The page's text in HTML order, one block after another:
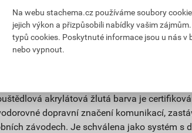
akrylátová žlutá barva je
dopravní značení komunikací,
závodech. Je schválena jako systém s
pouze pro profesionální uživatele.
Na webu stachema.cz používáme soubory
jejich výkon a přizpůsobili nabídky vašim
typů cookies. Poskytnuté informace jsou u nás
nebo vypnout.